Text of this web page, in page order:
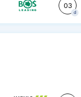
03
d